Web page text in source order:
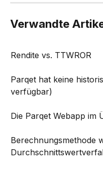
Verwandte
Rendite vs. TTWROR
Parqet hat keine
verfügbar)
Die Parqet Webapp im
Berechnungsmethode